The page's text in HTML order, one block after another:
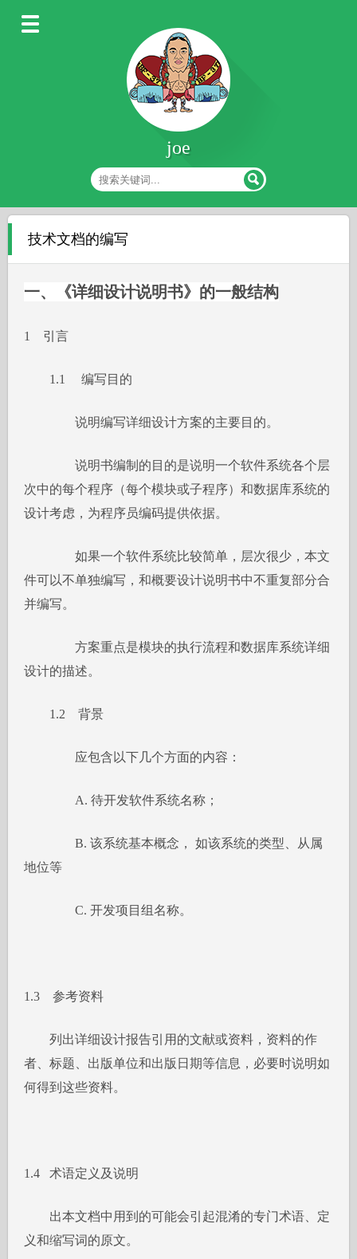
joe
技术文档的编写
一、《详细设计说明书》的一般结构
1 引言
1.1 编写目的
说明编写详细设计方案的主要目的。
说明书编制的目的是说明一个软件系统各个层
次中的每个程序（每个模块或子程序）和数据库系统的
设计考虑，为程序员编码提供依据。
如果一个软件系统比较简单，层次很少，本文
件可以不单独编写，和概要设计说明书中不重复部分合
并编写。
方案重点是模块的执行流程和数据库系统详细
设计的描述。
1.2 背景
应包含以下几个方面的内容：
A. 待开发软件系统名称；
B. 该系统基本概念， 如该系统的类型、从属
地位等
C. 开发项目组名称。
1.3 参考资料
列出详细设计报告引用的文献或资料，资料的作
者、标题、出版单位和出版日期等信息，必要时说明如
何得到这些资料。
1.4 术语定义及说明
出本文档中用到的可能会引起混淆的专门术语、定
义和缩写词的原文。